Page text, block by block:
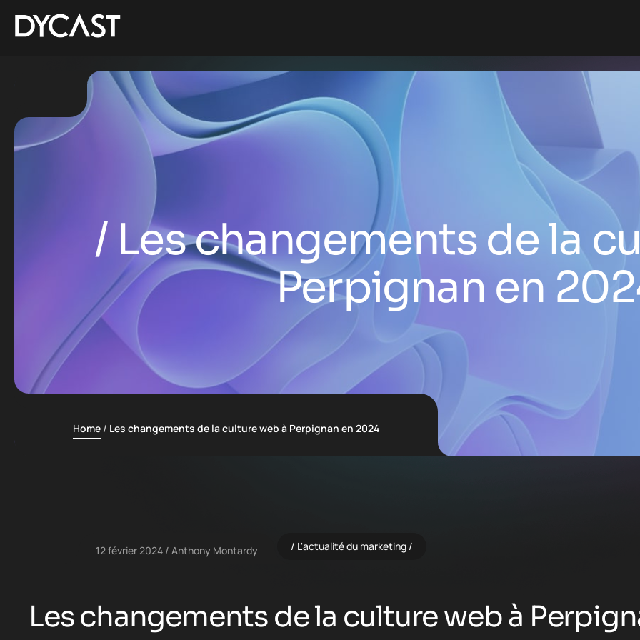
Les changements de la
Perpignan en
Home Les changements de la culture web à Perpignan en 2024
12 février 2024 Anthony Montardy L'actualité du marketing
Les changements de la culture web à